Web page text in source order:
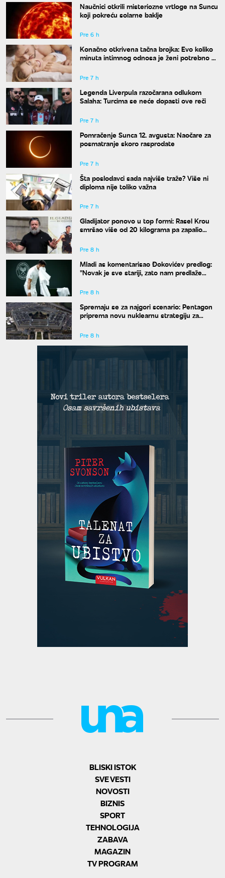
Naučnici otkrili misteriozne vrtloge na Suncu
koji pokreću solarne baklje
Pre 6 h
Konačno otkrivena tačna brojka: Evo koliko
minuta intimnog odnosa je ženi potrebno da
Pre 7 h
Legenda Liverpula razočarana odlukom
Salaha: Turcima se neće dopasti ove reči
Pre 7 h
Pomračenje Sunca 12. avgusta: Naočare za
posmatranje skoro rasprodate
Pre 7 h
Šta poslodavci sada najviše traže? Više ni
diploma nije toliko važna
Pre 7 h
Gladijator ponovo u top formi: Rasel Krou
smršao više od 20 kilograma pa zapalio
Pre 8 h
Mladi as komentarisao Đokovićev predlog:
"Novak je sve stariji, zato nam predlaže
Pre 8 h
Spremaju se za najgori scenario: Pentagon
priprema novu nuklearnu strategiju za
Pre 8 h
BLISKI ISTOK
SVE VESTI
NOVOSTI
BIZNIS
SPORT
TEHNOLOGIJA
ZABAVA
MAGAZIN
TV PROGRAM